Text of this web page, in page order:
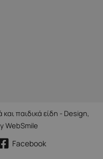
παιδικά είδη - Design,
WebSmile
Facebook